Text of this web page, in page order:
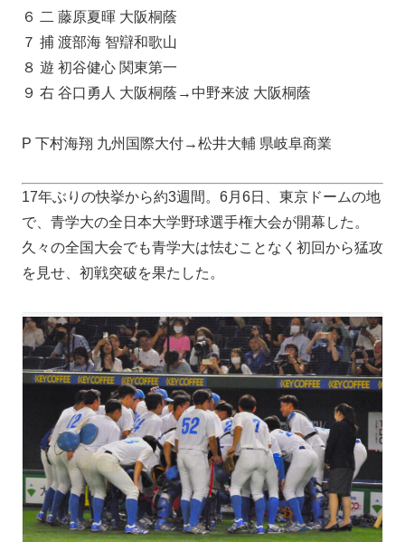
６ 二 藤原夏暉 大阪桐蔭
７ 捕 渡部海 智辯和歌山
８ 遊 初谷健心 関東第一
９ 右 谷口勇人 大阪桐蔭→中野来波 大阪桐蔭
P 下村海翔 九州国際大付→松井大輔 県岐阜商業
17年ぶりの快挙から約3週間。6月6日、東京ドームの地
で、青学大の全日本大学野球選手権大会が開幕した。
久々の全国大会でも青学大は怯むことなく初回から猛攻
を見せ、初戦突破を果たした。